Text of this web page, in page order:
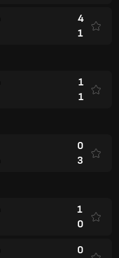
4
1
1
1
0
3
1
0
0